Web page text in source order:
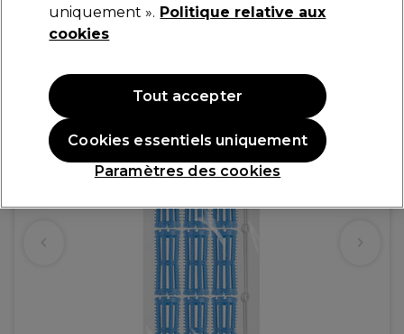
4,35 €
OFFRE
uniquement ». Politique relative aux
cookies
Paramètres des cookies
Cookies essentiels uniquement
Tout accepter